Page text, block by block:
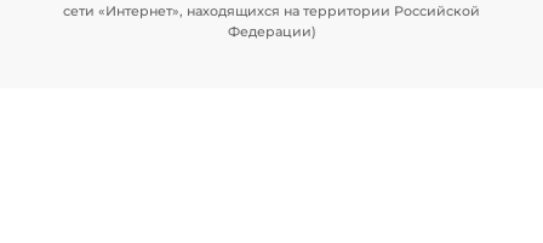
сети «Интернет», находящихся на территории Российской
Федерации)